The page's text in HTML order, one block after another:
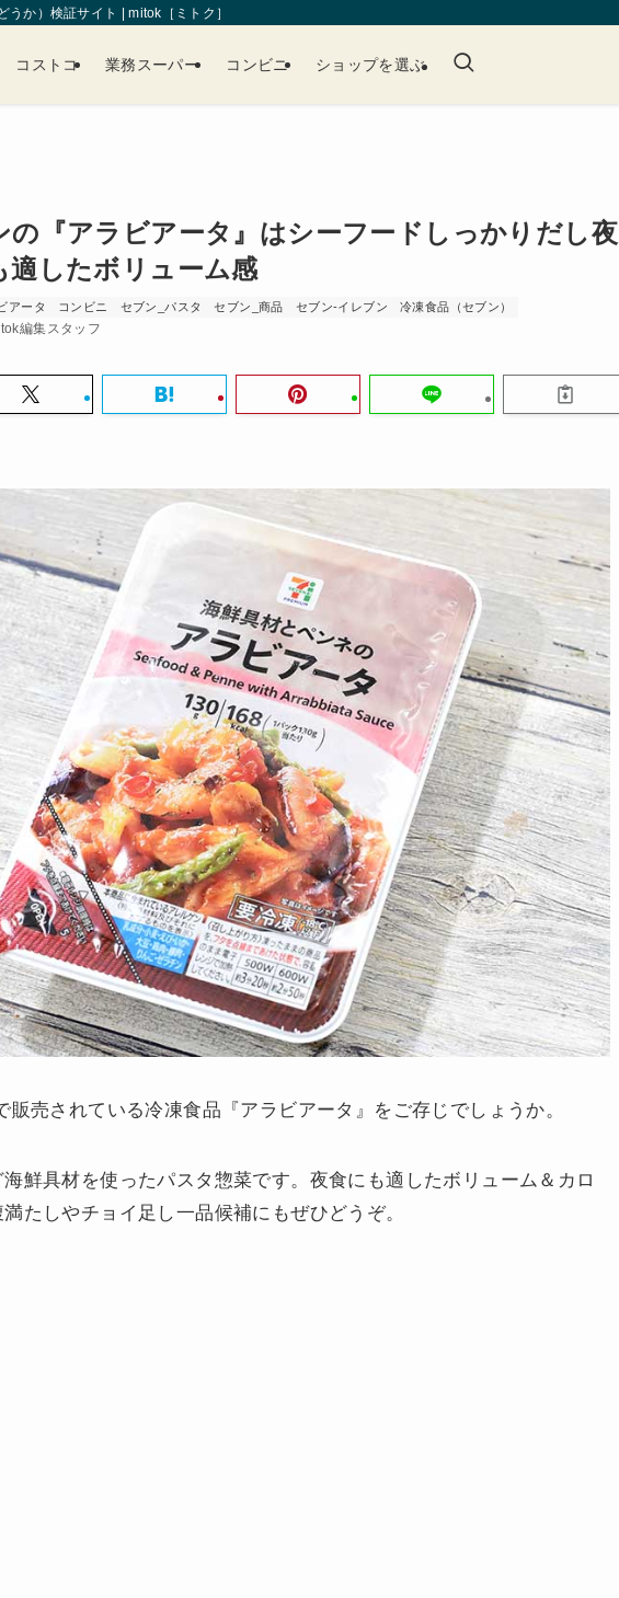
うか）検証サイト | mitok［ミトク］
コストコ 業務スーパー コンビニ ショップを選ぶ
の『アラビアータ』はシーフードしっかりだし夜
適したボリューム感
アータ コンビニ セブン_パスタ セブン_商品 セブン-イレブン 冷凍食品（セブン）
編集スタッフ
販売されている冷凍食品『アラビアータ』をご存じでしょうか。
鮮具材を使ったパスタ惣菜です。夜食にも適したボリューム＆カロ
たしやチョイ足し一品候補にもぜひどうぞ。